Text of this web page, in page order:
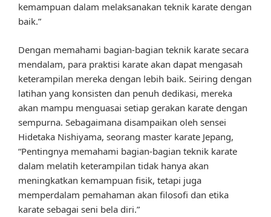
kemampuan dalam melaksanakan teknik karate dengan
baik.”
Dengan memahami bagian-bagian teknik karate secara
mendalam, para praktisi karate akan dapat mengasah
keterampilan mereka dengan lebih baik. Seiring dengan
latihan yang konsisten dan penuh dedikasi, mereka
akan mampu menguasai setiap gerakan karate dengan
sempurna. Sebagaimana disampaikan oleh sensei
Hidetaka Nishiyama, seorang master karate Jepang,
“Pentingnya memahami bagian-bagian teknik karate
dalam melatih keterampilan tidak hanya akan
meningkatkan kemampuan fisik, tetapi juga
memperdalam pemahaman akan filosofi dan etika
karate sebagai seni bela diri.”